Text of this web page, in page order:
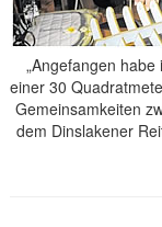
„Angefangen habe
einer 30
Gemeinsamkeiten
dem Dinslakener